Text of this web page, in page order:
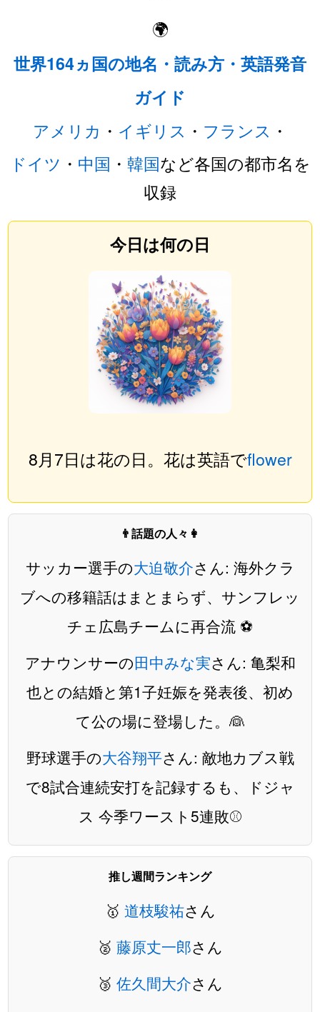
🌍
世界164ヵ国の地名・読み方・英語発音
ガイド
アメリカ ・ イギリス ・ フランス ・
ドイツ ・ 中国 ・ 韓国など各国の都市名を
収録
今日は何の日
8月7日は花の日。花は英語でflower
👨話題の人々👩
サッカー選手の大迫敬介さん: 海外クラ
ブへの移籍話はまとまらず、サンフレッ
チェ広島チームに再合流 ⚽️
アナウンサーの田中みな実さん: 亀梨和
也との結婚と第1子妊娠を発表後、初め
て公の場に登場した。👰
野球選手の大谷翔平さん: 敵地カブス戦
で8試合連続安打を記録するも、ドジャ
ス 今季ワースト5連敗⚾️
推し週間ランキング
🥇 道枝駿祐さん
🥈 藤原丈一郎さん
🥉 佐久間大介さん